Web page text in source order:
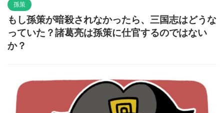
孫策
もし孫策が暗殺されなかったら、三国志はどうな
っていた？諸葛亮は孫策に仕官するのではない
か？